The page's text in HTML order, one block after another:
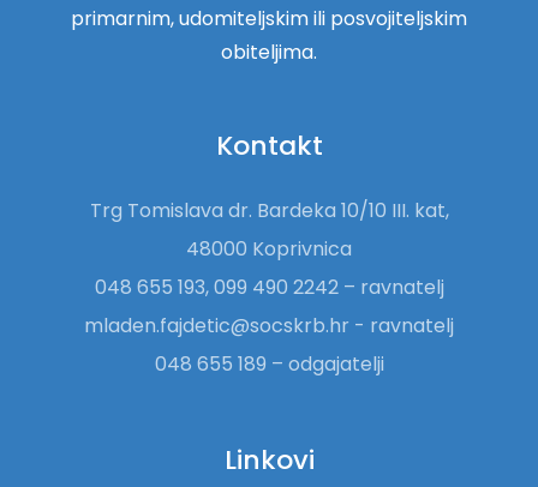
primarnim, udomiteljskim ili posvojiteljskim
obiteljima.
Kontakt
Trg Tomislava dr. Bardeka 10/10 III. kat,
48000 Koprivnica
048 655 193, 099 490 2242 – ravnatelj
mladen.fajdetic@socskrb.hr - ravnatelj
048 655 189 – odgajatelji
Linkovi